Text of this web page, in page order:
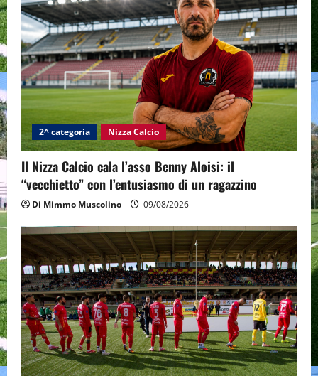
2^ categoria Nizza Calcio
Il Nizza Calcio cala l’asso Benny Aloisi: il
“vecchietto” con l’entusiasmo di un ragazzino
Di Mimmo Muscolino 09/08/2026